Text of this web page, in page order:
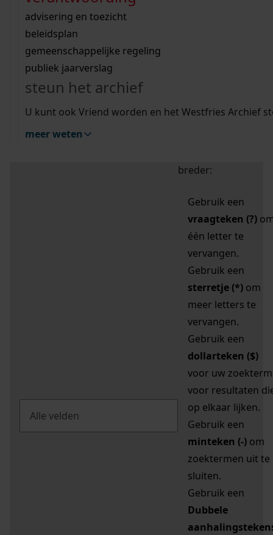
bouwvergunningen
omgevingsvergunningen
vergunningen
beeld en geluid
uitleg nodig?
Wij helpen u op weg met een aantal zoektips.
bekijk alle zoektips
Wij helpen u op weg met een aantal zoektips.
bekijk alle zoektips
bekijk ons geschiedenislokaal
advisering en toezicht
beleidsplan
gemeenschappelijke regeling
publiek jaarverslag
steun het archief
U kunt ook Vriend worden en het Westfries Archief
meer weten
zoektips
Mijn Studiezaal (inloggen)
uw zoekopdracht te
breder:
Gebruik een
vraagteken (?)
één letter te
vervangen.
Gebruik een
sterretje (*) om
meer letters te
vervangen.
Gebruik een
dollarteken ($)
voor uw zoekterm
voor resultaten
op elkaar lijken.
Gebruik een
minteken (-) om
zoektermen uit te
sluiten.
Gebruik een
Dubbele